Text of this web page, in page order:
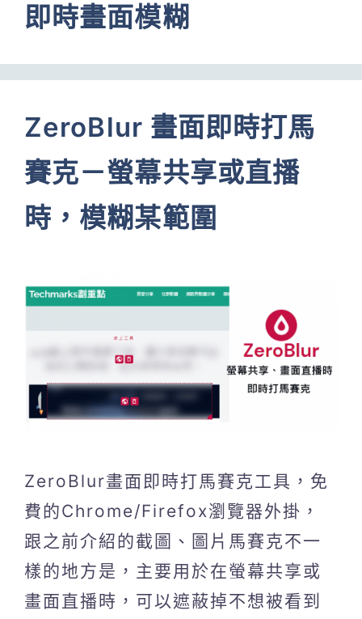
即時畫面模糊
ZeroBlur 畫面即時打馬
賽克－螢幕共享或直播
時，模糊某範圍
ZeroBlur畫面即時打馬賽克工具，免
費的Chrome/Firefox瀏覽器外掛，
跟之前介紹的截圖、圖片馬賽克不一
樣的地方是，主要用於在螢幕共享或
畫面直播時，可以遮蔽掉不想被看到